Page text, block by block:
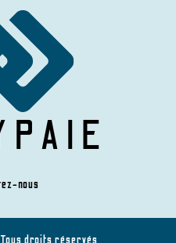
nous
droits réservés